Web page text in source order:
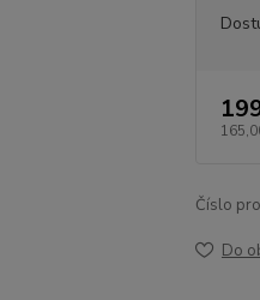
Číslo
Do